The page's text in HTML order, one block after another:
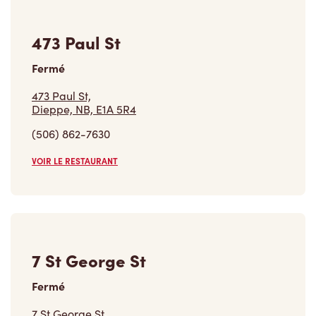
473 Paul St
Fermé
473 Paul St,
Dieppe, NB, E1A 5R4
(506) 862-7630
VOIR LE RESTAURANT
7 St George St
Fermé